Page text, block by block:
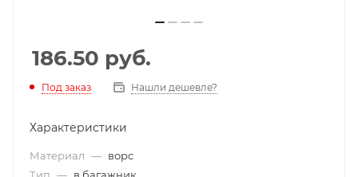
186.50 руб.
Под заказ Нашли дешевле?
Характеристики
Материал — ворс